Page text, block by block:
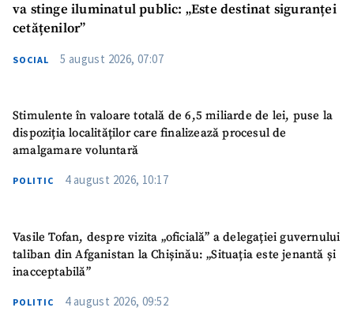
va stinge iluminatul public: „Este destinat siguranței
cetățenilor”
SOCIAL 5 august 2026, 07:07
Stimulente în valoare totală de 6,5 miliarde de lei, puse la
dispoziția localităților care finalizează procesul de
amalgamare voluntară
POLITIC 4 august 2026, 10:17
Vasile Tofan, despre vizita „oficială” a delegației guvernului
taliban din Afganistan la Chișinău: „Situația este jenantă și
inacceptabilă”
POLITIC 4 august 2026, 09:52